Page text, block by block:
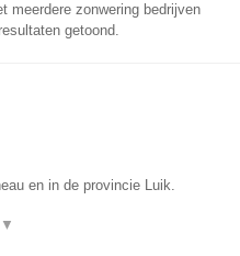
meerdere zonwering bedrijven
getoond.
en in de provincie Luik.
▼